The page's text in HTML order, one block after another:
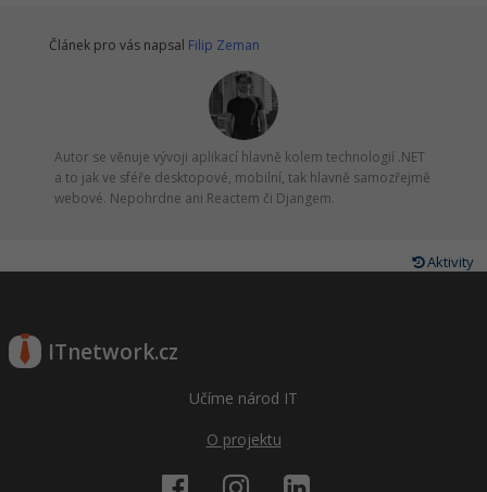
Článek pro vás napsal Filip Zeman
Autor se věnuje vývoji aplikací hlavně kolem technologií .NET
a to jak ve sféře desktopové, mobilní, tak hlavně samozřejmě
webové. Nepohrdne ani Reactem či Djangem.
Aktivity
ITnetwork.cz
Učíme národ IT
O projektu